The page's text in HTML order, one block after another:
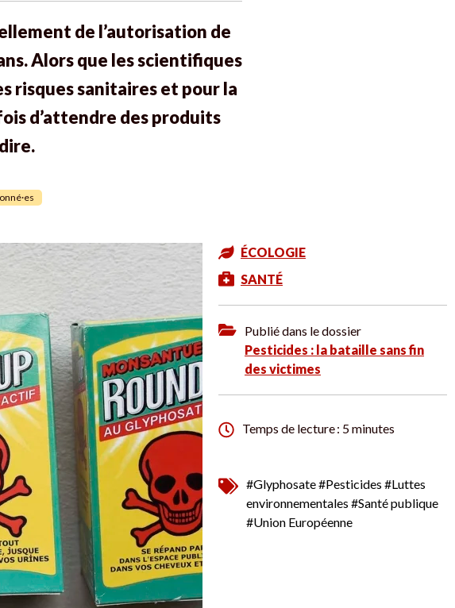
de l’autorisation de
Alors que les scientifiques
risques sanitaires et pour la
d’attendre des produits
ÉCOLOGIE
SANTÉ
Publié dans le dossier
Pesticides : la bataille sans fin
des victimes
Temps de lecture : 5 minutes
#Glyphosate#Pesticides #Luttes
environnementales #Santé publique
#Union Européenne